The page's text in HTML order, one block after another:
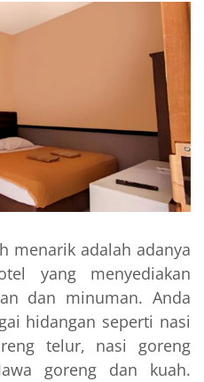
menarik adalah adanya
yang menyediakan
dan minuman. Anda
hidangan seperti nasi
telur, nasi goreng
goreng dan kuah.